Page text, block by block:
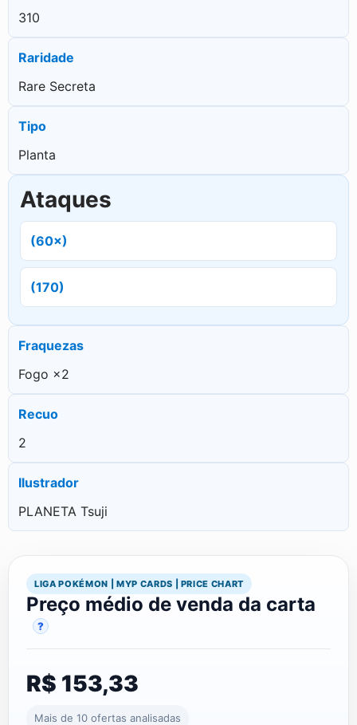
310
Raridade
Rare Secreta
Tipo
Planta
Ataques
(60×)
(170)
Fraquezas
Fogo ×2
Recuo
2
Ilustrador
PLANETA Tsuji
LIGA POKÉMON | MYP CARDS | PRICE CHART
Preço médio de venda da carta
?
R$ 153,33
Mais de 10 ofertas analisadas